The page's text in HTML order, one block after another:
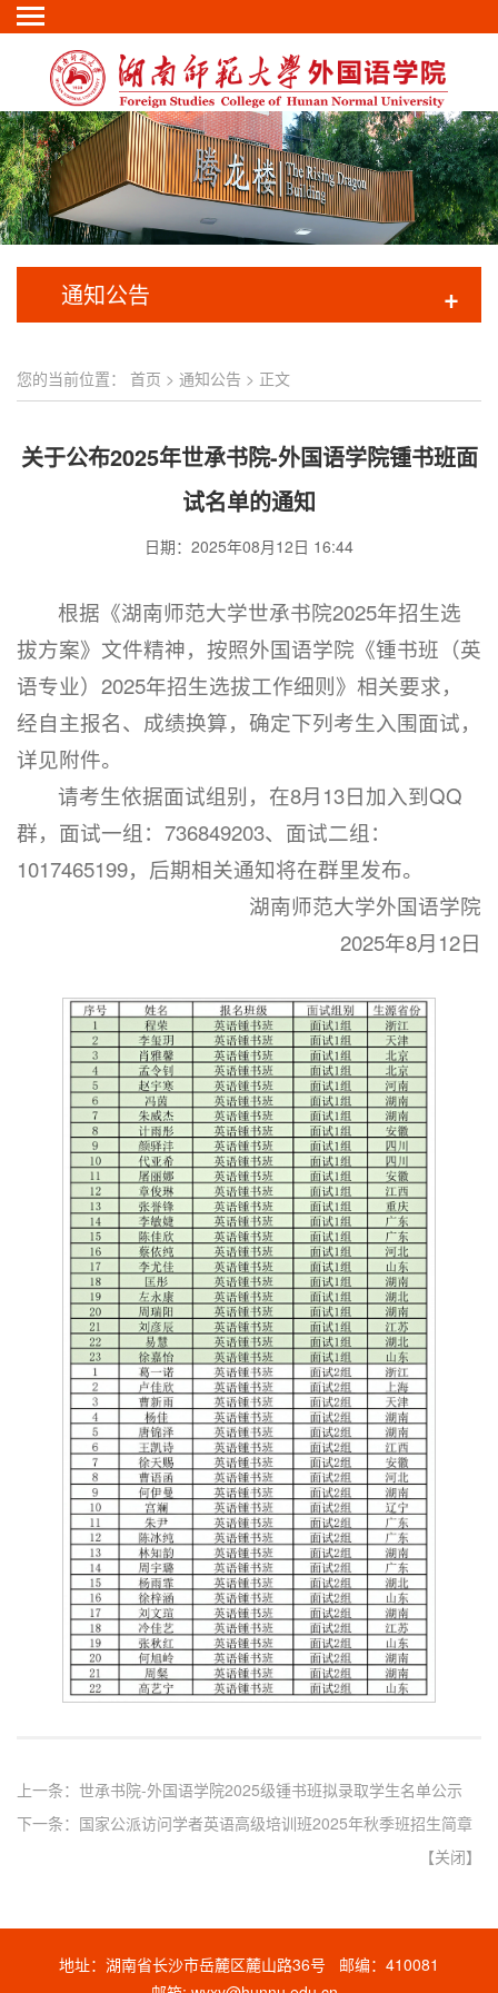
通知公告 +
您的当前位置： 首页 > 通知公告 > 正文
关于公布2025年世承书院-外国语学院锺书班面
试名单的通知
日期：2025年08月12日 16:44
根据《湖南师范大学世承书院2025年招生选
拔方案》文件精神，按照外国语学院《锺书班（英
语专业）2025年招生选拔工作细则》相关要求，
经自主报名、成绩换算，确定下列考生入围面试，
详见附件。
请考生依据面试组别，在8月13日加入到QQ
群，面试一组：736849203、面试二组：
1017465199，后期相关通知将在群里发布。
湖南师范大学外国语学院
2025年8月12日
上一条： 世承书院-外国语学院2025级锺书班拟录取学生名单公示
下一条： 国家公派访问学者英语高级培训班2025年秋季班招生简章
【关闭】
地址：湖南省长沙市岳麓区麓山路36号 邮编：410081